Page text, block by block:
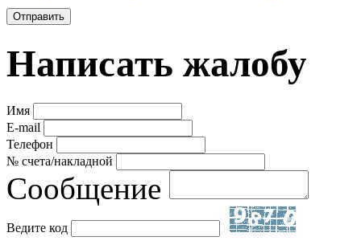
Отправить
Написать жалобу
Имя
E-mail
Телефон
№ счета/накладной
Сообщение
Ведите код